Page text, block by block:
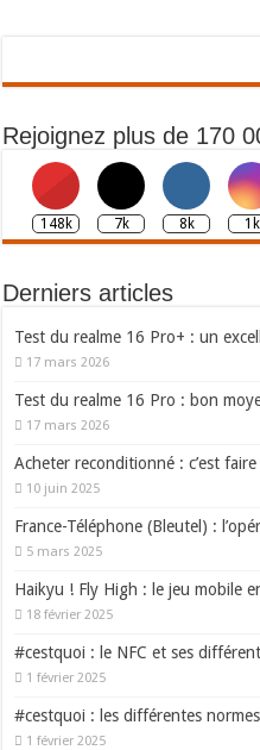
Rejoignez plus de 170
148k 7k 8k 1k
Derniers articles
Test du realme 16 Pro+ : un
17 mars 2026
Test du realme 16 Pro : bon
17 mars 2026
Acheter reconditionné : c’est
10 juin 2025
France-Téléphone (Bleutel) :
5 mars 2025
Haikyu ! Fly High : le jeu mobile
18 février 2025
#cestquoi : le NFC et ses
1 février 2025
#cestquoi : les différentes
1 février 2025